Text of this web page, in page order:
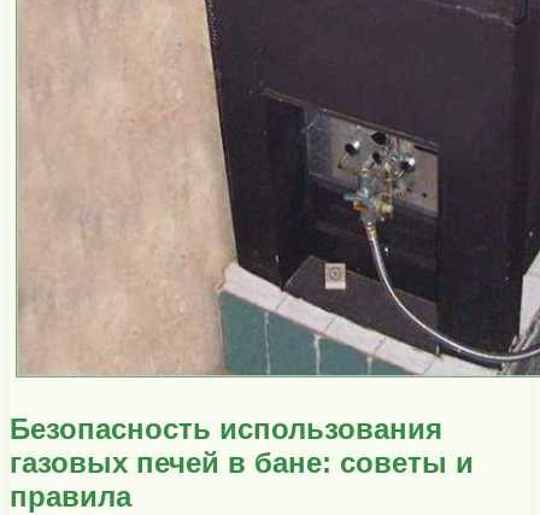
Безопасность использования
газовых печей в бане: советы и
правила